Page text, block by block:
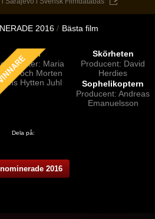
2016 Bästa film
Jätten
Maria
och Morten
Hytten Juhl
Skörheten
Producent: David
Herdies
Sophelikoptern
Producent: Andreas
Emanuelsson
Dela på:
2016